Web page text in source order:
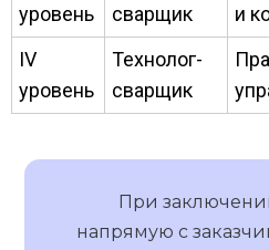
уровень
сварщик
и
IV
уровень
Технолог-
сварщик
При
напрямую с